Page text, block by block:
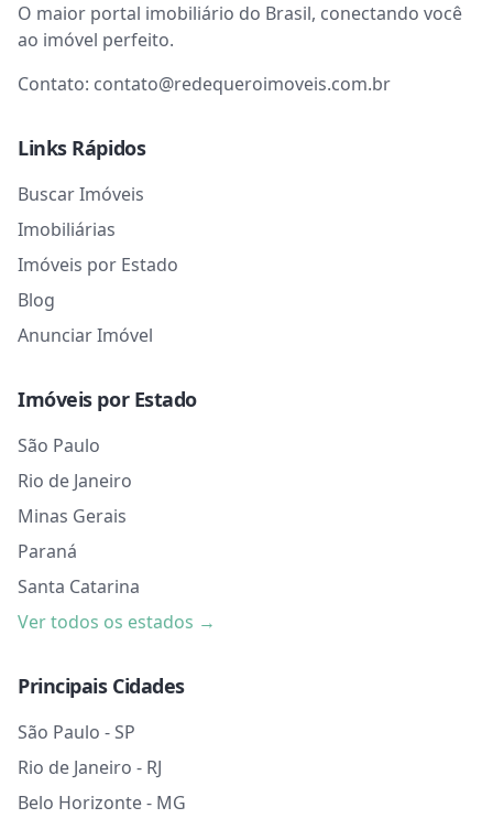
O maior portal imobiliário do Brasil, conectando você
ao imóvel perfeito.
Contato: contato@redequeroimoveis.com.br
Links Rápidos
Buscar Imóveis
Imobiliárias
Imóveis por Estado
Blog
Anunciar Imóvel
Imóveis por Estado
São Paulo
Rio de Janeiro
Minas Gerais
Paraná
Santa Catarina
Ver todos os estados →
Principais Cidades
São Paulo - SP
Rio de Janeiro - RJ
Belo Horizonte - MG